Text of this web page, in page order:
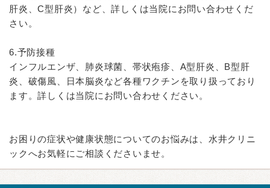
肝炎、C型肝炎）など、詳しくは当院にお問い合わせくだ
さい。
6.予防接種
インフルエンザ、肺炎球菌、帯状疱疹、A型肝炎、B型肝
炎、破傷風、日本脳炎など各種ワクチンを取り扱っており
ます。詳しくは当院にお問い合わせください。
お困りの症状や健康状態についてのお悩みは、水井クリニ
ックへお気軽にご相談くださいませ。